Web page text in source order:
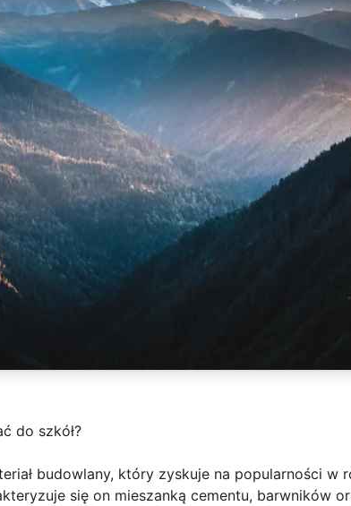
do szkół?
budowlany, który zyskuje na popularności w
się on mieszanką cementu, barwników